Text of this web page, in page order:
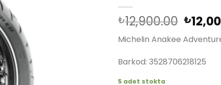
₺12,900.00
fiyat:
₺
Michelin Anakee
Barkod: 3528706218125
5 adet stokta